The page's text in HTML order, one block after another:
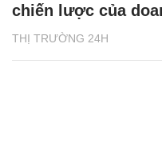
THỊ TRƯỜNG 24H
chiến lược của